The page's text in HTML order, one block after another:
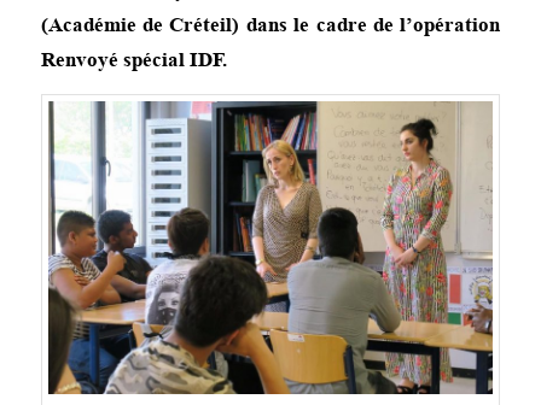
(Académie de Créteil) dans le cadre de l’opération
Renvoyé spécial IDF.